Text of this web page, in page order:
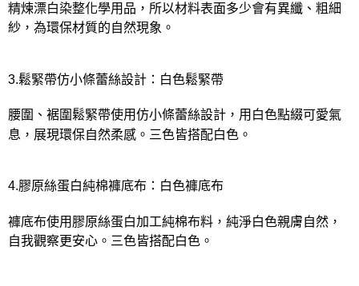
精煉漂白染整化學用品，所以材料表面多少會有異纖、粗細
紗，為環保材質的自然現象。
3.鬆緊帶仿小條蕾絲設計：白色鬆緊帶
腰圍、裾圍鬆緊帶使用仿小條蕾絲設計，用白色點綴可愛氣
息，展現環保自然柔感。三色皆搭配白色。
4.膠原絲蛋白純棉褲底布：白色褲底布
褲底布使用膠原絲蛋白加工純棉布料，純淨白色親膚自然，
自我觀察更安心。三色皆搭配白色。